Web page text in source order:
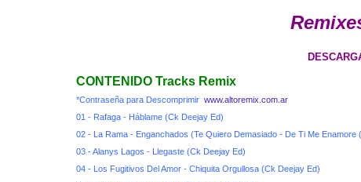
CONTENIDO Tracks Remix
*Contraseña para Descomprimir www.altoremix.com.ar
01 - Rafaga - Háblame (Ck Deejay Ed)
02 - La Rama - Enganchados (Te Quiero Demasiado - De Ti Me Enamore
03 - Alanys Lagos - Llegaste (Ck Deejay Ed)
04 - Los Fugitivos Del Amor - Chiquita Orgullosa (Ck Deejay Ed)